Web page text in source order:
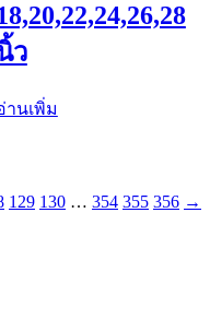
ว
านเพิ่ม
129 130 … 354 355 356 →